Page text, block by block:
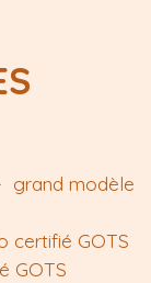
grand modèle
certifié GOTS
GOTS